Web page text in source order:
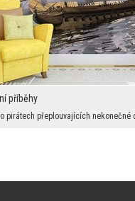
příběhy